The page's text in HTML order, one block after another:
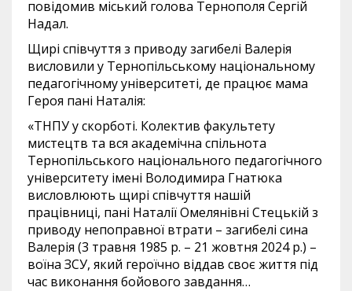
повідомив міський голова Тернополя Сергій
Надал.
Щирі співчуття з приводу загибелі Валерія
висловили у Тернопільському національному
педагогічному університеті, де працює мама
Героя пані Наталія:
«ТНПУ у скорботі. Колектив факультету
мистецтв та вся академічна спільнота
Тернопільського національного педагогічного
університету імені Володимира Гнатюка
висловлюють щирі співчуття нашій
працівниці, пані Наталії Омелянівні Стецькій з
приводу непоправної втрати – загибелі сина
Валерія (3 травня 1985 р. – 21 жовтня 2024 р.) –
воїна ЗСУ, який героїчно віддав своє життя під
час виконання бойового завдання…